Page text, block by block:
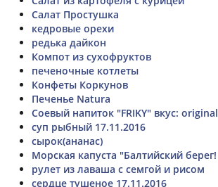
Салат Простушка
кедровые орехи
редька дайкон
Компот из сухофруктов
печеночные котлеты
Конфеты Коркунов
Печенье Natura
Соевый напиток "FRIKY" вкус: original
суп рыбный 17.11.2016
сырок(ананас)
Морская капуста "Балтийский берег!
рулет из лаваша с семгой и рисом
сердце тушеное 17.11.2016